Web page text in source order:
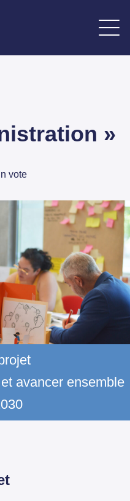
»
vote
avancer ensemble